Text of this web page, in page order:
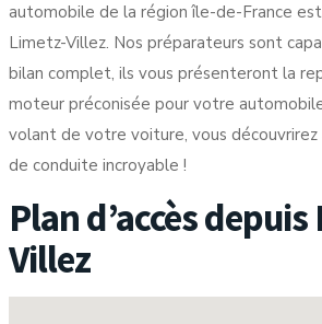
automobile de la région île-de-France
Limetz-Villez. Nos préparateurs sont
bilan complet, ils vous présenteront la
moteur préconisée pour votre
volant de votre voiture, vous
de conduite incroyable !
Plan d’accès
Villez